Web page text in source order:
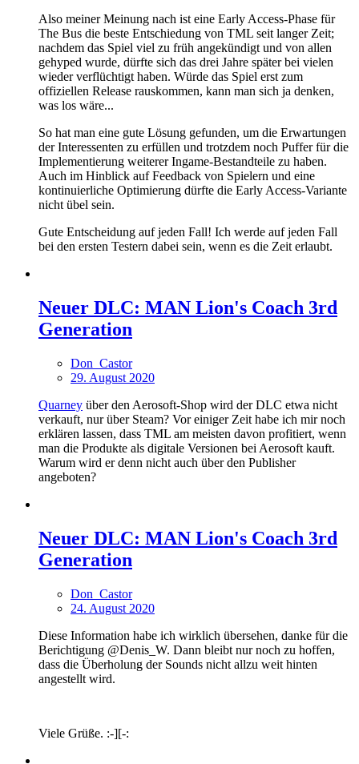
Also meiner Meinung nach ist eine Early Access-Phase für
The Bus die beste Entschiedung von TML seit langer Zeit;
nachdem das Spiel viel zu früh angekündigt und von allen
gehyped wurde, dürfte sich das drei Jahre später bei vielen
wieder verflüchtigt haben. Würde das Spiel erst zum
offiziellen Release rauskommen, kann man sich ja denken,
was los wäre...
So hat man eine gute Lösung gefunden, um die Erwartungen
der Interessenten zu erfüllen und trotzdem noch Puffer für die
Implementierung weiterer Ingame-Bestandteile zu haben.
Auch im Hinblick auf Feedback von Spielern und eine
kontinuierliche Optimierung dürfte die Early Access-Variante
nicht übel sein.
Gute Entscheidung auf jeden Fall! Ich werde auf jeden Fall
bei den ersten Testern dabei sein, wenn es die Zeit erlaubt.
Neuer DLC: MAN Lion's Coach 3rd
Generation
Don_Castor
29. August 2020
Quarney über den Aerosoft-Shop wird der DLC etwa nicht
verkauft, nur über Steam? Vor einiger Zeit habe ich mir noch
erklären lassen, dass TML am meisten davon profitiert, wenn
man die Produkte als digitale Versionen bei Aerosoft kauft.
Warum wird er denn nicht auch über den Publisher
angeboten?
Neuer DLC: MAN Lion's Coach 3rd
Generation
Don_Castor
24. August 2020
Diese Information habe ich wirklich übersehen, danke für die
Berichtigung @Denis_W. Dann bleibt nur noch zu hoffen,
dass die Überholung der Sounds nicht allzu weit hinten
angestellt wird.
Viele Grüße. :-][-: